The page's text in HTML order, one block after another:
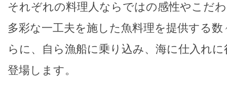
それぞれの料理人ならではの感性やこだ
多彩な一工夫を施した魚料理を提供する
らに、自ら漁船に乗り込み、海に仕入れ
登場します。